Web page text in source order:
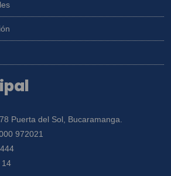
Puerta del Sol, Bucaramanga.
972021
14